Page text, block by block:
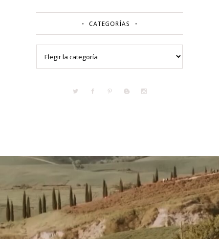
CATEGORÍAS